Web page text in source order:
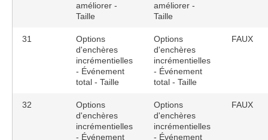
améliorer -
Taille
améliorer -
Taille
31
Options
d'enchères
incrémentielles
- Événement
total - Taille
Options
d'enchères
incrémentielles
- Événement
total - Taille
FAUX
32
Options
d'enchères
incrémentielles
- Événement
Options
d'enchères
incrémentielles
- Événement
FAUX